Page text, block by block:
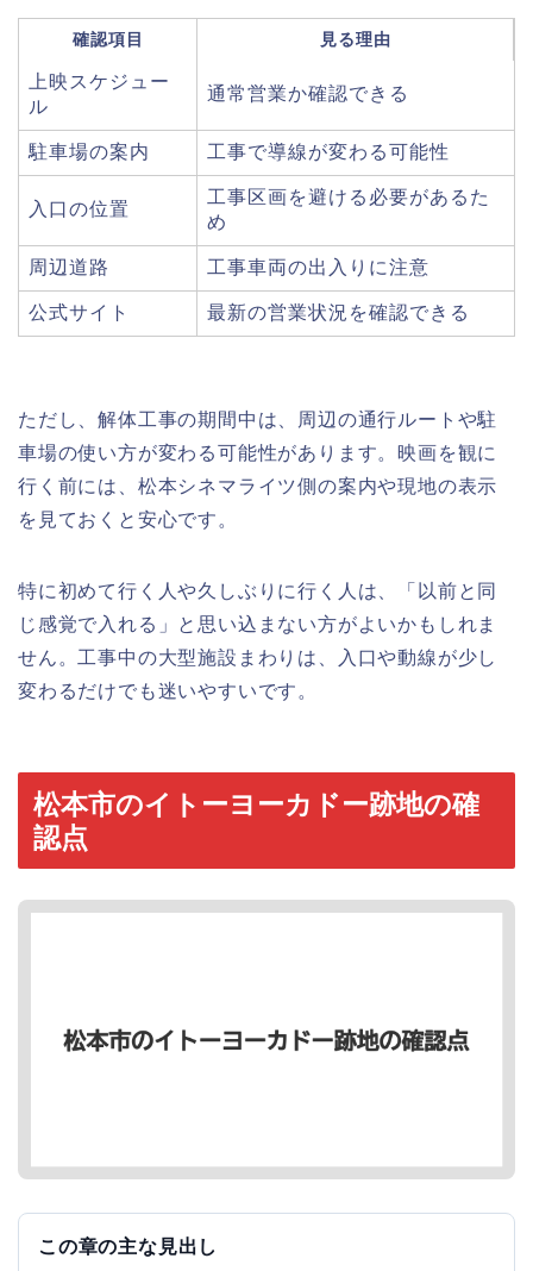
確認項目 見る理由
上映スケジュー
ル
通常営業か確認できる
駐車場の案内 工事で導線が変わる可能性
入口の位置
工事区画を避ける必要があるた
め
周辺道路 工事車両の出入りに注意
公式サイト 最新の営業状況を確認できる
ただし、解体工事の期間中は、周辺の通行ルートや駐
車場の使い方が変わる可能性があります。映画を観に
行く前には、松本シネマライツ側の案内や現地の表示
を見ておくと安心です。
特に初めて行く人や久しぶりに行く人は、「以前と同
じ感覚で入れる」と思い込まない方がよいかもしれま
せん。工事中の大型施設まわりは、入口や動線が少し
変わるだけでも迷いやすいです。
松本市のイトーヨーカドー跡地の確
認点
この章の主な見出し